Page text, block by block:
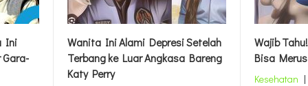
Ini
Gara-
Wanita Ini Alami Depresi Setelah
Terbang ke Luar Angkasa Bareng
Katy Perry
Wajib
Bisa
Kesehatan |